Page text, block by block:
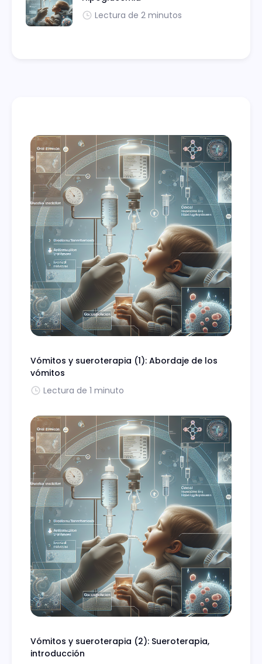
Lectura de 2 minutos
Vómitos y sueroterapia (1): Abordaje de los
vómitos
Lectura de 1 minuto
Vómitos y sueroterapia (2): Sueroterapia,
introducción